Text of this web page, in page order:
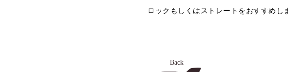
ロックもしくはストレートをおすすめし
Back